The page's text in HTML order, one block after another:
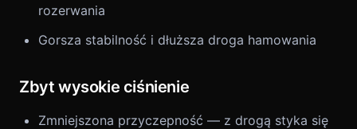
rozerwania
Gorsza stabilność i dłuższa droga hamowania
Zbyt wysokie ciśnienie
Zmniejszona przyczepność — z drogą styka się